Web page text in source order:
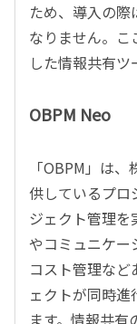
ため、導入の
なりません。
した情報共有ツ
OBPM Neo
「OBPM」は
供しているプロ
ジェクト管理を
やコミュニケー
コスト管理な
ェクトが同時
ます。情報共有